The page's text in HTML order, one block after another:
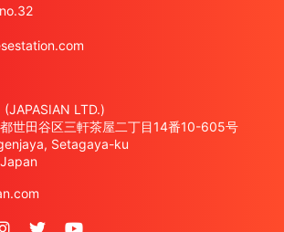
LTD.)
田谷区三軒茶屋二丁目14番10-605号
Setagaya-ku